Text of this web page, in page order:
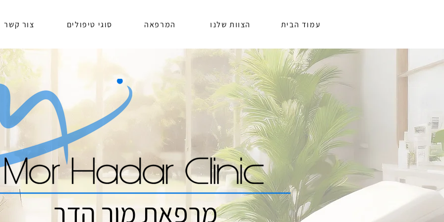
צור קשר סוגי טיפולים המרפאה הצוות שלנו עמוד הבית
מרפאת מור הדר